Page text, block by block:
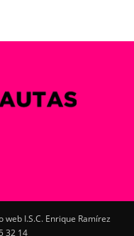
I.S.C. Enrique Ramírez
32 14